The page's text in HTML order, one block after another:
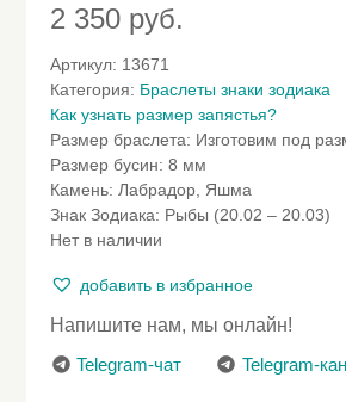
2 350 руб.
Артикул: 13671
Категория: Браслеты знаки зодиака
Как узнать размер запястья?
Размер браслета: Изготовим под
Размер бусин: 8 мм
Камень: Лабрадор, Яшма
Знак Зодиака: Рыбы (20.02 – 20.03)
Нет в наличии
добавить в избранное
Напишите нам, мы онлайн!
Telegram-чат
Telegram-